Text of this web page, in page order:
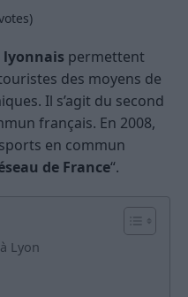
lyonnais permettent
des moyens de
Il s’agit du second
français. En 2008,
en commun
de France“.
Lyon